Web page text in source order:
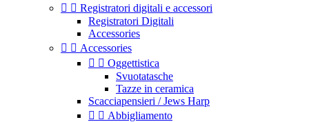
  Registratori digitali e accessori
Registratori Digitali
Accessories
  Accessories
  Oggettistica
Svuotatasche
Tazze in ceramica
Scacciapensieri / Jews Harp
  Abbigliamento